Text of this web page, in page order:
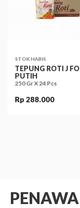
STOK HABIS
TEPUNG ROTI J
PUTIH
250 Gr X 24 Pcs
Rp 288.000